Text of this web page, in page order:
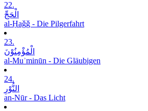
22.
الْحَجِّ
al-Ḥaǧǧ - Die Pilgerfahrt
23.
الْمُؤْمِنُوْنَ
al-Muʾminūn - Die Gläubigen
24.
النُّوْرِ
an-Nūr - Das Licht